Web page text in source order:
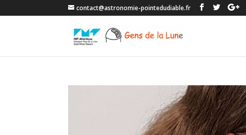
contact@astronomie-pointedudiable.fr